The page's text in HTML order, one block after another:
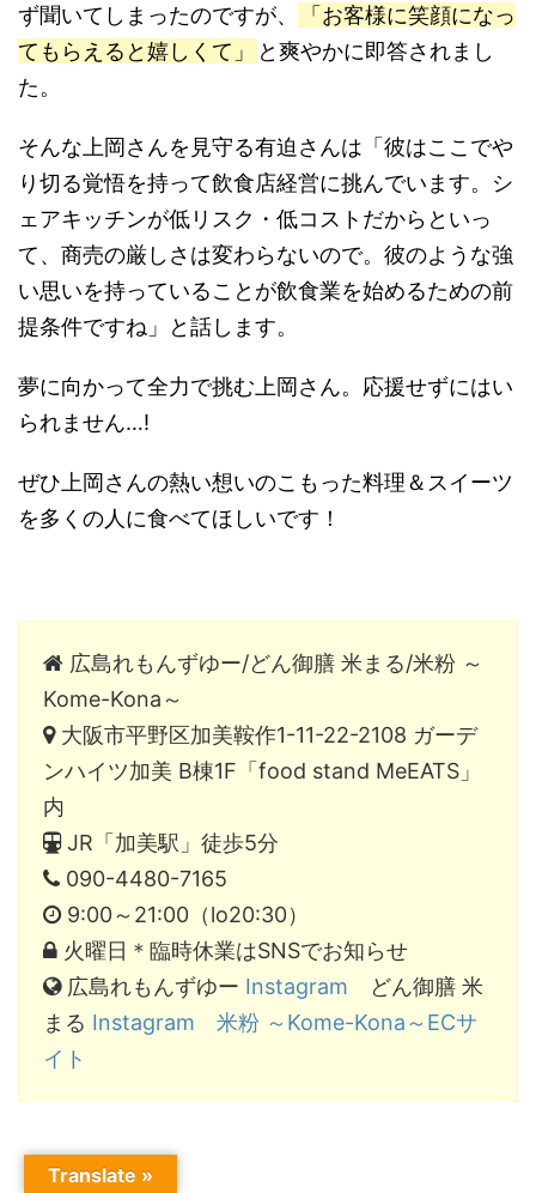
ず聞いてしまったのですが、
「お客様に笑顔になっ
てもらえると嬉しくて」
と爽やかに即答されまし
た。
そんな上岡さんを見守る有迫さんは「彼はここでや
り切る覚悟を持って飲食店経営に挑んでいます。シ
ェアキッチンが低リスク・低コストだからといっ
て、商売の厳しさは変わらないので。彼のような強
い思いを持っていることが飲食業を始めるための前
提条件ですね」と話します。
夢に向かって全力で挑む上岡さん。応援せずにはい
られません…!
ぜひ上岡さんの熱い想いのこもった料理＆スイーツ
を多くの人に食べてほしいです！
広島れもんずゆー/どん御膳 米まる/米粉 ～
Kome-Kona～
大阪市平野区加美鞍作1-11-22-2108 ガーデ
ンハイツ加美 B棟1F「food stand MeEATS」
内
JR「加美駅」徒歩5分
090-4480-7165
9:00～21:00（lo20:30）
火曜日＊臨時休業はSNSでお知らせ
広島れもんずゆー Instagram どん御膳 米
まる Instagram
米粉 ～Kome-Kona～ECサ
イト
Translate »